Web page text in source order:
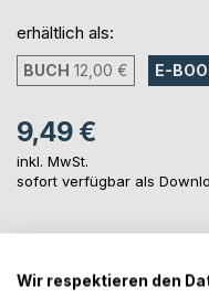
erhältlich als:
BUCH 12,00 € E-
9,49 €
inkl. MwSt.
sofort verfügbar als
Wir respektieren den